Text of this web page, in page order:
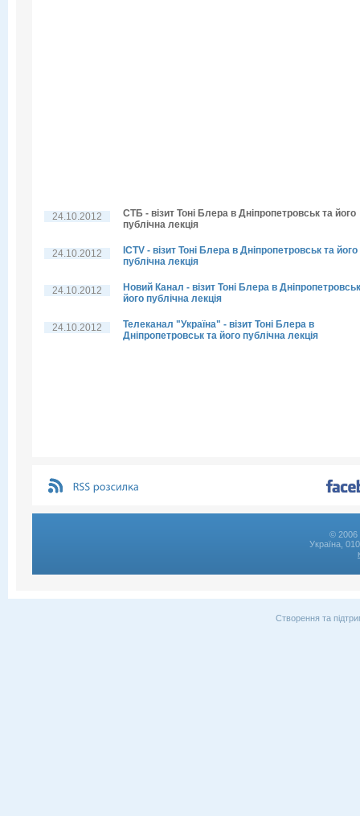
24.10.2012
СТБ - візит Тоні Блера в Дніпропетровськ та його
публічна лекція
24.10.2012
ICTV - візит Тоні Блера в Дніпропетровськ та його
публічна лекція
24.10.2012
Новий Канал - візит Тоні Блера в
його публічна лекція
24.10.2012
Телеканал "Україна" - візит Тоні Блера в
Дніпропетровськ та його публічна лекція
© 2006
Україна,
Створення та